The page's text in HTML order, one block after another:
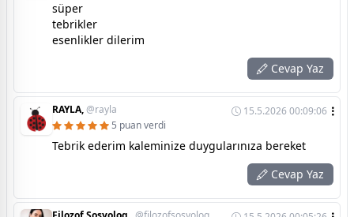
süper
tebrikler
esenlikler dilerim
Cevap Yaz
RAYLA,@rayla
15.5.2026 00:09:06
5 puan verdi
Tebrik ederim kaleminize duygularınıza bereket
Cevap Yaz